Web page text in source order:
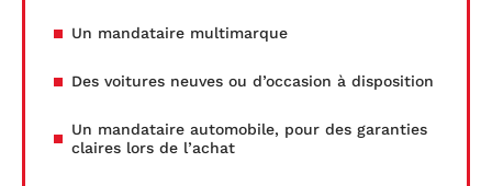
Un mandataire multimarque
Des voitures neuves ou d’occasion à disposition
Un mandataire automobile, pour des garanties
claires lors de l’achat